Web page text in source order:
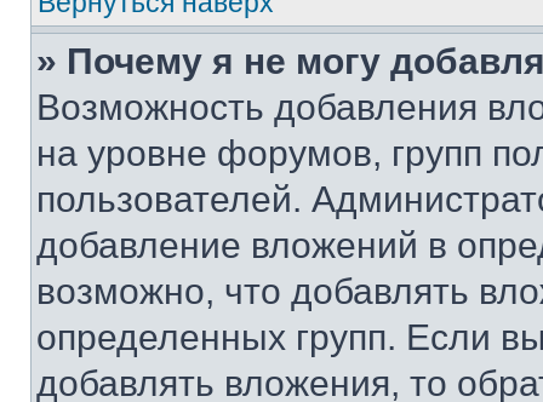
» Почему я не могу
Возможность добавления
на уровне форумов, групп
пользователей.
добавление вложений в
возможно, что добавлять
определенных групп. Если
добавлять вложения, то